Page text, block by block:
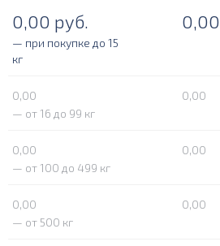
0,00 руб. 0,00
— при покупке до 15
кг
0,00
0,00
— от 16 до 99 кг
0,00
0,00
— от 100 до 499 кг
0,00
0,00
— от 500 кг